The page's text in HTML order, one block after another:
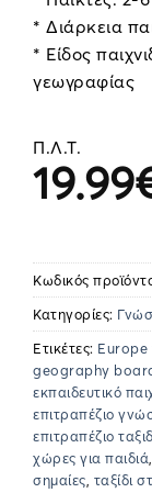
* Διάρκεια
* Είδος
γεωγραφίας
Π.Λ.Τ.
19.99
Κωδικός
Κατηγορίες:
Ετικέτες:
geography
εκπαιδευτικό
επιτραπέζιο
επιτραπέζιο
χώρες για παιδιά,
σημαίες, ταξίδι